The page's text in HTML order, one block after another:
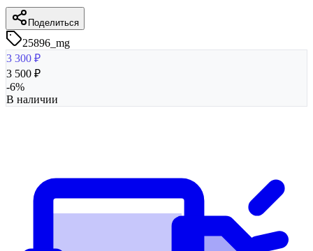
Поделиться
25896_mg
3 300 ₽
3 500 ₽
-6%
В наличии